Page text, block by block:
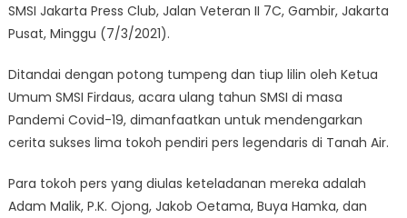
SMSI Jakarta Press Club, Jalan Veteran II 7C, Gambir, Jakarta
Pusat, Minggu (7/3/2021).
Ditandai dengan potong tumpeng dan tiup lilin oleh Ketua
Umum SMSI Firdaus, acara ulang tahun SMSI di masa
Pandemi Covid-19, dimanfaatkan untuk mendengarkan
cerita sukses lima tokoh pendiri pers legendaris di Tanah Air.
Para tokoh pers yang diulas keteladanan mereka adalah
Adam Malik, P.K. Ojong, Jakob Oetama, Buya Hamka, dan